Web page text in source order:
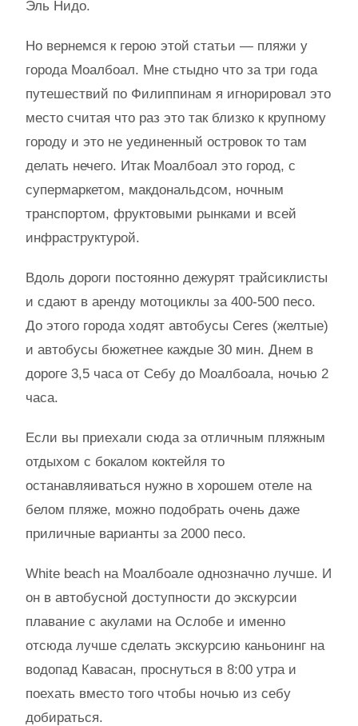
Эль Нидо.
Но вернемся к герою этой статьи — пляжи у
города Моалбоал. Мне стыдно что за три года
путешествий по Филиппинам я игнорировал это
место считая что раз это так близко к крупному
городу и это не уединенный островок то там
делать нечего. Итак Моалбоал это город, с
супермаркетом, макдональдсом, ночным
транспортом, фруктовыми рынками и всей
инфраструктурой.
Вдоль дороги постоянно дежурят трайсиклисты
и сдают в аренду мотоциклы за 400-500 песо.
До этого города ходят автобусы Ceres (желтые)
и автобусы бюжетнее каждые 30 мин. Днем в
дороге 3,5 часа от Себу до Моалбоала, ночью 2
часа.
Если вы приехали сюда за отличным пляжным
отдыхом с бокалом коктейля то
останавляиваться нужно в хорошем отеле на
белом пляже, можно подобрать очень даже
приличные варианты за 2000 песо.
White beach на Моалбоале однозначно лучше. И
он в автобусной доступности до экскурсии
плавание с акулами на Ослобе и именно
отсюда лучше сделать экскурсию каньонинг на
водопад Кавасан, проснуться в 8:00 утра и
поехать вместо того чтобы ночью из себу
добираться.